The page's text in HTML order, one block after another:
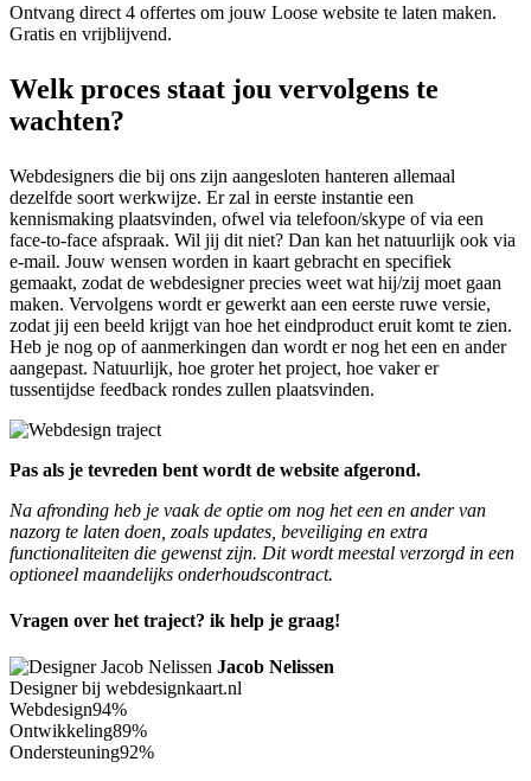
Ontvang direct 4 offertes om jouw Loose website te laten maken.
Gratis en vrijblijvend.
Welk proces staat jou vervolgens te
wachten?
Webdesigners die bij ons zijn aangesloten hanteren allemaal
dezelfde soort werkwijze. Er zal in eerste instantie een
kennismaking plaatsvinden, ofwel via telefoon/skype of via een
face-to-face afspraak. Wil jij dit niet? Dan kan het natuurlijk ook via
e-mail. Jouw wensen worden in kaart gebracht en specifiek
gemaakt, zodat de webdesigner precies weet wat hij/zij moet gaan
maken. Vervolgens wordt er gewerkt aan een eerste ruwe versie,
zodat jij een beeld krijgt van hoe het eindproduct eruit komt te zien.
Heb je nog op of aanmerkingen dan wordt er nog het een en ander
aangepast. Natuurlijk, hoe groter het project, hoe vaker er
tussentijdse feedback rondes zullen plaatsvinden.
Pas als je tevreden bent wordt de website afgerond.
Na afronding heb je vaak de optie om nog het een en ander van
nazorg te laten doen, zoals updates, beveiliging en extra
functionaliteiten die gewenst zijn. Dit wordt meestal verzorgd in een
optioneel maandelijks onderhoudscontract.
Vragen over het traject? ik help je graag!
Jacob Nelissen
Designer bij webdesignkaart.nl
Webdesign94%
Ontwikkeling89%
Ondersteuning92%